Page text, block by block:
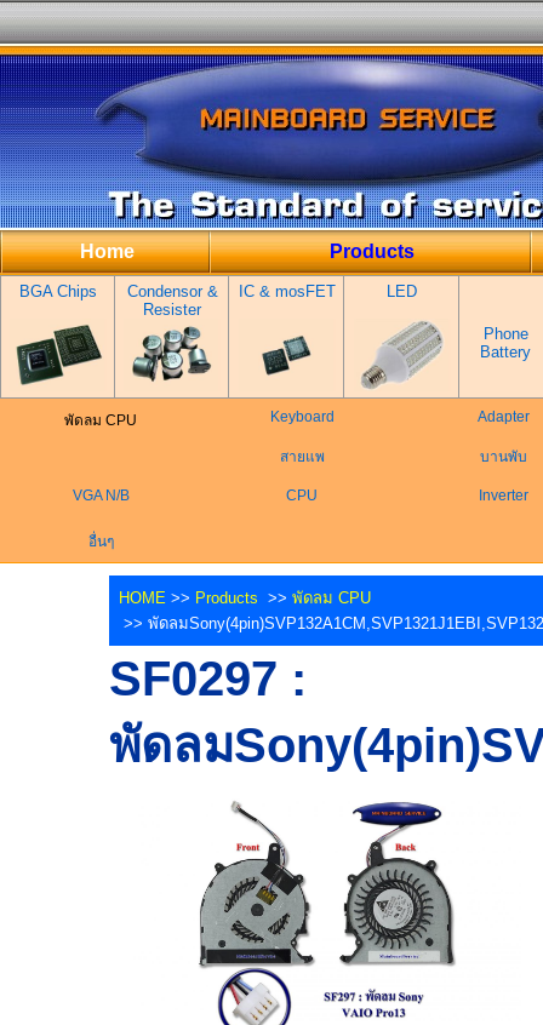
Home Products
BGA Chips
Condensor &
Resister
IC & mosFET LED
Phone
Battery
พัดลม CPU Keyboard Adapter
สายแพ บานพับ
VGA N/B CPU Inverter
อื่นๆ
HOME >> Products >> พัดลม CPU
>> พัดลม
SF0297 :
พัดลม